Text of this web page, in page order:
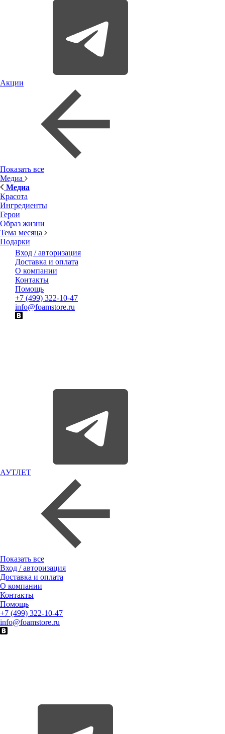
Акции
Показать все
Медиа
Медиа
Красота
Ингредиенты
Герои
Образ жизни
Тема месяца
Подарки
Вход / авторизация
Доставка и оплата
О компании
Контакты
Помощь
+7 (499) 322-10-47
info@foamstore.ru
АУТЛЕТ
Показать все
Вход / авторизация
Доставка и оплата
О компании
Контакты
Помощь
+7 (499) 322-10-47
info@foamstore.ru